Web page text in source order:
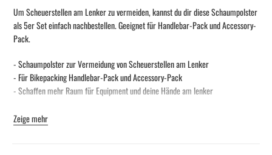
Um Scheuerstellen am Lenker zu vermeiden, kannst du dir diese Schaumpolster
als 5er Set einfach nachbestellen. Geeignet für Handlebar-Pack und Accessory-
Pack.
- Schaumpolster zur Vermeidung von Scheuerstellen am Lenker
- Für Bikepacking Handlebar-Pack und Accessory-Pack
- Schaffen mehr Raum für Equipment und deine Hände am lenker
Zeige mehr